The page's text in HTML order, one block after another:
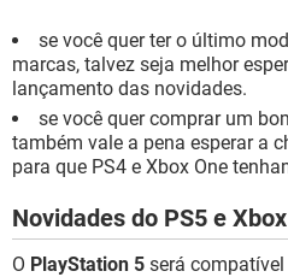
se você quer ter o último
marcas, talvez seja melhor
lançamento das novidades.
se você quer comprar um
também vale a pena esperar a
para que PS4 e Xbox One
Novidades do PS5 e
O PlayStation 5 será